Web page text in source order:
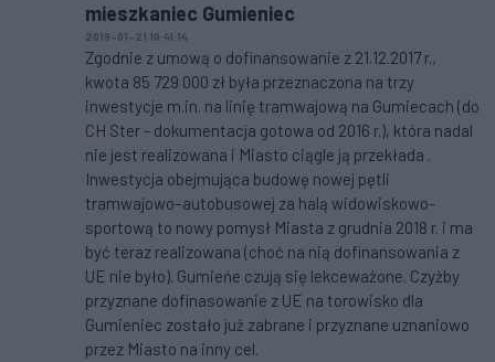
mieszkaniec Gumieniec
2019-01-21 10:41:14
Zgodnie z umową o dofinansowanie z 21.12.2017 r.,
kwota 85 729 000 zł była przeznaczona na trzy
inwestycje m.in. na linię tramwajową na Gumiecach (do
CH Ster - dokumentacja gotowa od 2016 r.), która nadal
nie jest realizowana i Miasto ciągle ją przekłada .
Inwestycja obejmująca budowę nowej pętli
tramwajowo–autobusowej za halą widowiskowo-
sportową to nowy pomysł Miasta z grudnia 2018 r. i ma
być teraz realizowana (choć na nią dofinansowania z
UE nie było). Gumieńe czują się lekceważone. Czyżby
przyznane dofinasowanie z UE na torowisko dla
Gumieniec zostało już zabrane i przyznane uznaniowo
przez Miasto na inny cel.